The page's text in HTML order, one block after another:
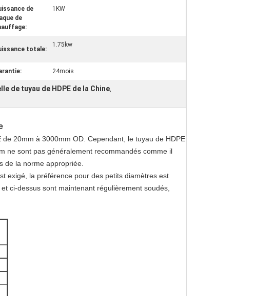
de
de
1KW
totale:
1.75kw
24mois
de tuyau de HDPE de la Chine,
20mm à 3000mm OD. Cependant, le tuyau de HDPE
ne sont pas généralement recommandés comme il
de la norme appropriée.
exigé, la préférence pour des petits diamètres est
ci-dessus sont maintenant régulièrement soudés,